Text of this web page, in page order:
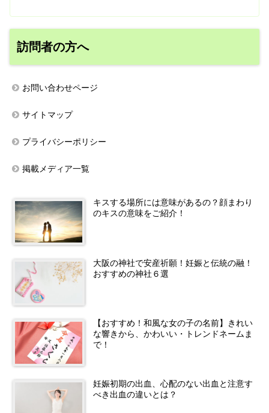
訪問者の方へ
お問い合わせページ
サイトマップ
プライバシーポリシー
掲載メディア一覧
キスする場所には意味があるの？顔まわり
のキスの意味をご紹介！
大阪の神社で安産祈願！妊娠と伝統の融！
おすすめの神社６選
【おすすめ！和風な女の子の名前】きれい
な響きから、かわいい・トレンドネームま
で！
妊娠初期の出血、心配のない出血と注意す
べき出血の違いとは？